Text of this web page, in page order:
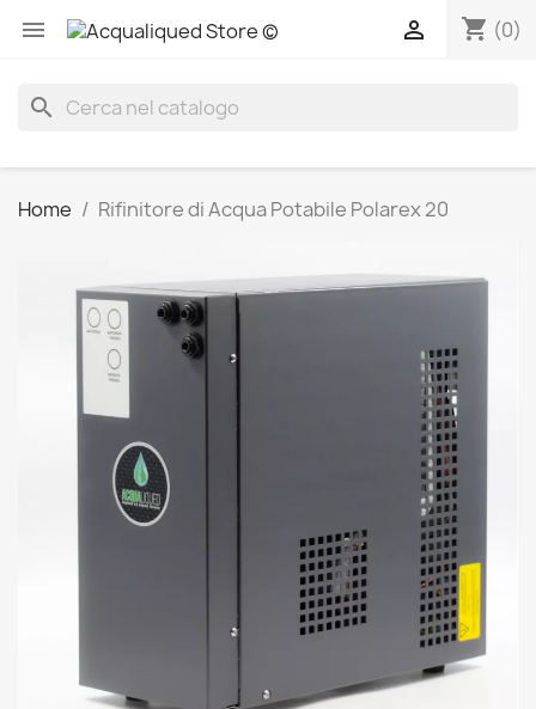
 shopping_cart (0)

search
Home Rifinitore di Acqua Potabile Polarex 20